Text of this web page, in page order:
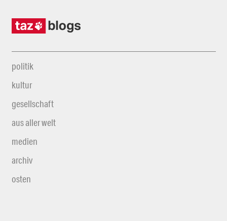
politik
kultur
gesellschaft
aus aller welt
medien
archiv
osten